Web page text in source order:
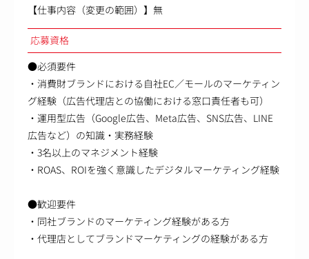
【仕事内容（変更の範囲）】無
応募資格
●必須要件
・消費財ブランドにおける自社EC／モールのマーケティン
グ経験（広告代理店との協働における窓口責任者も可）
・運用型広告（Google広告、Meta広告、SNS広告、LINE
広告など）の知識・実務経験
・3名以上のマネジメント経験
・ROAS、ROIを強く意識したデジタルマーケティング経験
●歓迎要件
・同社ブランドのマーケティング経験がある方
・代理店としてブランドマーケティングの経験がある方